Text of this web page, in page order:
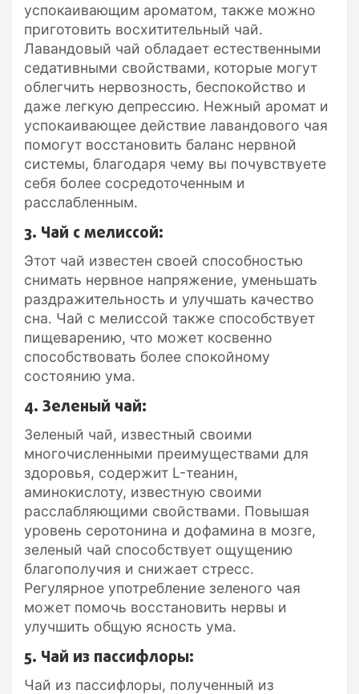
успокаивающим ароматом, также можно
приготовить восхитительный чай.
Лавандовый чай обладает естественными
седативными свойствами, которые могут
облегчить нервозность, беспокойство и
даже легкую депрессию. Нежный аромат и
успокаивающее действие лавандового чая
помогут восстановить баланс нервной
системы, благодаря чему вы почувствуете
себя более сосредоточенным и
расслабленным.
3. Чай с мелиссой:
Этот чай известен своей способностью
снимать нервное напряжение, уменьшать
раздражительность и улучшать качество
сна. Чай с мелиссой также способствует
пищеварению, что может косвенно
способствовать более спокойному
состоянию ума.
4. Зеленый чай:
Зеленый чай, известный своими
многочисленными преимуществами для
здоровья, содержит L-теанин,
аминокислоту, известную своими
расслабляющими свойствами. Повышая
уровень серотонина и дофамина в мозге,
зеленый чай способствует ощущению
благополучия и снижает стресс.
Регулярное употребление зеленого чая
может помочь восстановить нервы и
улучшить общую ясность ума.
5. Чай из пассифлоры:
Чай из пассифлоры, полученный из